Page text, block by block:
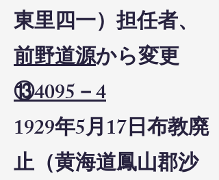
東里四一）担任者、
前野道源から変更
⑬4095－4
1929年5月17日布教廃
止（黄海道鳳山郡沙